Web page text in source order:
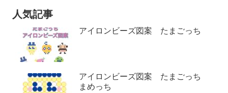
人気記事
アイロンビーズ図案 たまごっち
アイロンビーズ図案 たまごっち
まめっち